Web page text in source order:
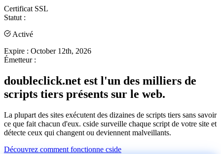
Certificat SSL
Statut :
Activé
Expire : October 12th, 2026
Émetteur :
doubleclick.net est l'un des milliers de
scripts tiers présents sur le web.
La plupart des sites exécutent des dizaines de scripts tiers sans savoir
ce que fait chacun d'eux. cside surveille chaque script de votre site et
détecte ceux qui changent ou deviennent malveillants.
Découvrez comment fonctionne cside